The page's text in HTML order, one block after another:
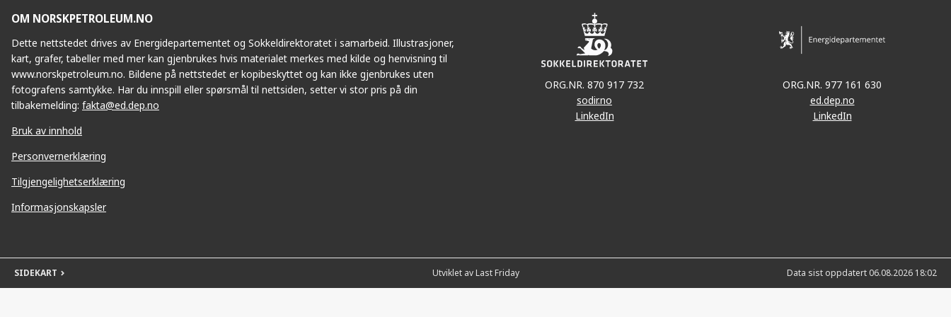
OM NORSKPETROLEUM.NO
Dette nettstedet drives av Energidepartementet og Sokkeldirektoratet i samarbeid. Illustrasjoner,
kart, grafer, tabeller med mer kan gjenbrukes hvis materialet merkes med kilde og henvisning til
www.norskpetroleum.no. Bildene på nettstedet er kopibeskyttet og kan ikke gjenbrukes uten
fotografens samtykke. Har du innspill eller spørsmål til nettsiden, setter vi stor pris på din
tilbakemelding: fakta@ed.dep.no
Bruk av innhold
Personvernerklæring
Tilgjengelighetserklæring
Informasjonskapsler
ORG.NR. 870 917 732
sodir.no
LinkedIn
ORG.NR. 977 161 630
ed.dep.no
LinkedIn
SIDEKART Utviklet av Last Friday Data sist oppdatert 06.08.2026 18:02